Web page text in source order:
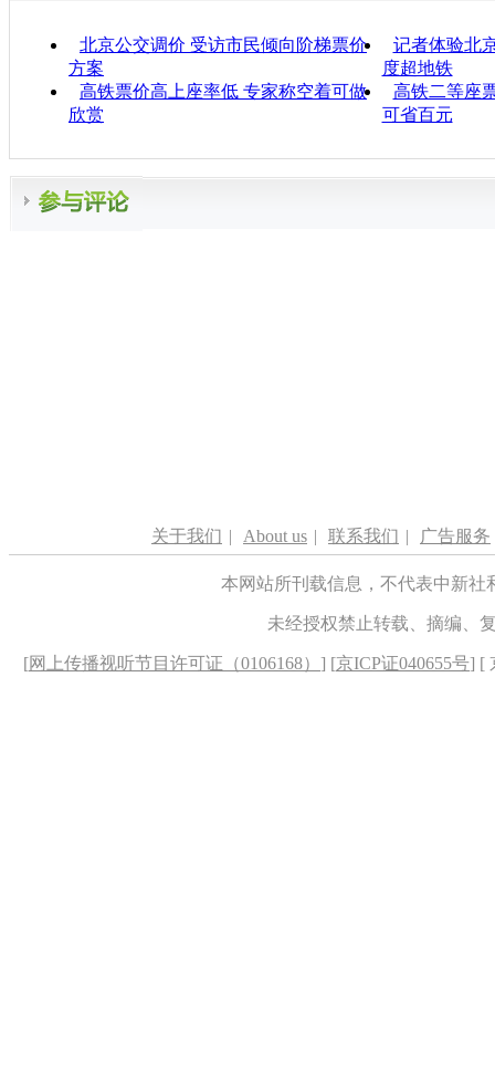
北京公交调价 受访市民倾向阶梯票价
方案
记者体验北
度超地铁
高铁票价高上座率低 专家称空着可做
欣赏
高铁二等座
可省百元
关于我们 | About us | 联系我们 | 广告服务
本网站所刊载信息，不代表中新
未经授权禁止转载、摘编、
[网上传播视听节目许可证（0106168） ] [京ICP证040655号] [